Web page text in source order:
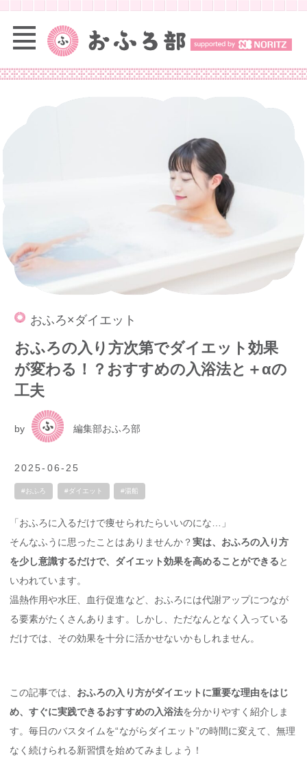
おふろ×ダイエット
おふろの入り方次第でダイエット効果
が変わる！？おすすめの入浴法と＋αの
工夫
by 編集部おふろ部
2025-06-25
#おふろ #ダイエット #湯船
「おふろに入るだけで痩せられたらいいのにな…」
そんなふうに思ったことはありませんか？実は、おふろの入り方
を少し意識するだけで、ダイエット効果を高めることができると
いわれています。
温熱作用や水圧、血行促進など、おふろには代謝アップにつなが
る要素がたくさんあります。しかし、ただなんとなく入っている
だけでは、その効果を十分に活かせないかもしれません。
この記事では、 おふろの入り方がダイエットに重要な理由をはじ
め、すぐに実践できるおすすめの入浴法を分かりやすく紹介しま
す。毎日のバスタイムを“ながらダイエット”の時間に変えて、無理
なく続けられる新習慣を始めてみましょう！